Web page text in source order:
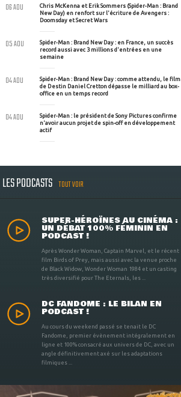
Chris McKenna et Erik Sommers (Spider-Man : Brand
New Day) en renfort sur l'écriture de Avengers :
Doomsday et Secret Wars
06 AOU
Spider-Man : Brand New Day : en France, un succès
record aussi avec 3 millions d'entrées en une
semaine
05 AOU
Spider-Man : Brand New Day : comme attendu, le film
de Destin Daniel Cretton dépasse le milliard au box-
office en un temps record
04 AOU
Spider-Man : le président de Sony Pictures confirme
n'avoir aucun projet de spin-off en développement
actif
04 AOU
LES PODCASTS TOUT VOIR
SUPER-HÉROÏNES AU CINÉMA :
UN DÉBAT 100% FÉMININ EN
PODCAST !
Après Wonder Woman, Captain Marvel, et le récent
film Birds of Prey, mais aussi avec la venue proche
de Black Widow, Wonder Woman 1984 et un casting
très diversifié pour The Eternals, les ...
DC FANDOME : LE BILAN EN
PODCAST !
Au cours du weekend passé se tenait le DC
Fandome, premier évènement intégralement en
ligne et 100% consacré aux univers de DC, avec un
angle définitivement axé sur les adaptations
filmiques ...